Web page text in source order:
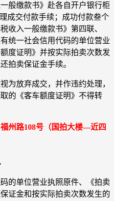
般缴款书》赴各自开户银行柜
成交付款手续；成功付款叁个
收入一般缴款书》第四联、
统一社会信用代码的单位营业
度证明》并按实际拍卖次数发
拍卖保证金手续。
为放弃成交，并作违约处理，
的《客车额度证明》不得转
州路108号（国拍大楼—近四
的单位营业执照原件、《拍卖
证金和按实际拍卖次数发生的